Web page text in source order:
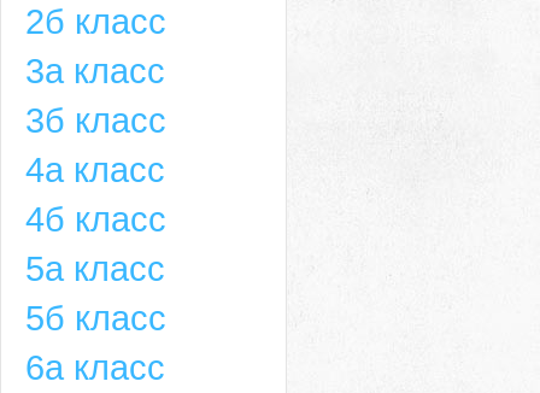
2б класс
3а класс
3б класс
4а класс
4б класс
5а класс
5б класс
6а класс